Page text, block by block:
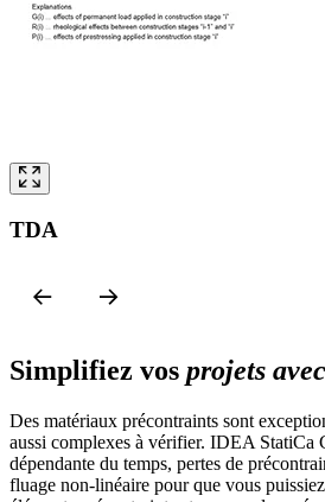
TDA
Simplifiez vos projets
Des matériaux précontraints sont
aussi complexes à vérifier. IDEA StatiCa
dépendante du temps, pertes de
fluage non-linéaire pour que vous